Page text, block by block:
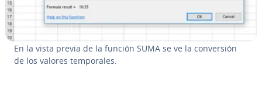
En la vista previa de la función SUMA se ve la co­n­ve­r­sión
de los valores te­m­po­ra­les.